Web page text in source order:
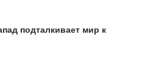
подталкивает мир к